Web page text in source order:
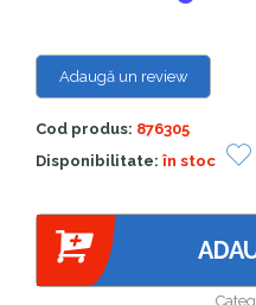
Adaugă un review
Cod produs: 876305
Disponibilitate: în stoc